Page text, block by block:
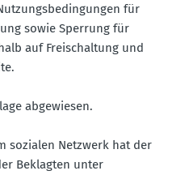
für
sowie Sperrung für
auf Freischaltung und
abgewiesen.
sozialen Netzwerk hat der
Beklagten unter